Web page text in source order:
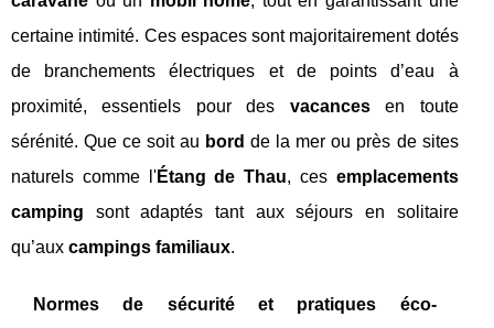
certaine intimité. Ces espaces sont majoritairement dotés
de branchements électriques et de points d’eau à
proximité, essentiels pour des vacancesen toute
sérénité. Que ce soit au bord de la mer ou près de sites
naturels comme l'Étang de Thau, ces emplacements
camping sont adaptés tant aux séjours en solitaire
qu’aux campings familiaux.
Normes de sécurité et pratiques éco-